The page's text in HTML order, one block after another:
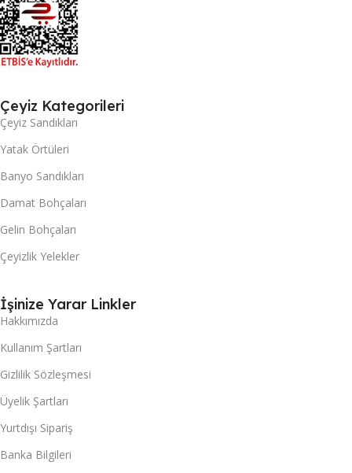
Çeyiz Kategorileri
Çeyiz Sandıkları
Yatak Örtüleri
Banyo Sandıkları
Damat Bohçaları
Gelin Bohçaları
Çeyizlik Yelekler
İşinize Yarar Linkler
Hakkımızda
Kullanım Şartları
Gizlilik Sözleşmesi
Üyelik Şartları
Yurtdışı Sipariş
Banka Bilgileri